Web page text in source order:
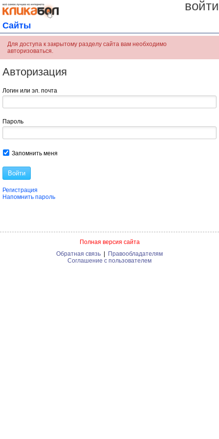
войти
Сайты
Для доступа к закрытому разделу сайта вам необходимо
авторизоваться.
Авторизация
Логин или эл. почта
Пароль
Запомнить меня
Войти
Регистрация
Напомнить пароль
Полная версия сайта
Обратная связь
Правообладателям
Соглашение с пользователем